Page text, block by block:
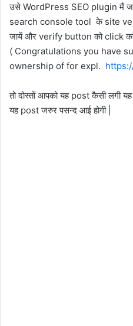
उसे WordPress SEO plugin मैं
search console tool के site
जायें और verify button को click
( Congratulations you have
ownership of for expl.
तो दोस्तों आपको यह post कैसी लगी
यह post जरुर पसन्द आई होगी |